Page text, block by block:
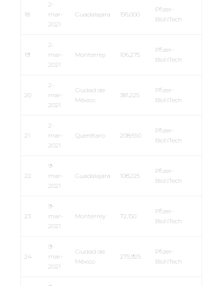
18
2-
mar-
2021
Guadalajara 156,000
Pfizer-
BioNTech
19
2-
mar-
2021
Monterrey 106,275
Pfizer-
BioNTech
20
2-
mar-
2021
Ciudad de
México
381,225
Pfizer-
BioNTech
21
2-
mar-
2021
Querétaro 208,650
Pfizer-
BioNTech
22
9-
mar-
2021
Guadalajara 108,225
Pfizer-
BioNTech
23
9-
mar-
2021
Monterrey 72,150
Pfizer-
BioNTech
24
9-
mar-
2021
Ciudad de
México
275,925
Pfizer-
BioNTech